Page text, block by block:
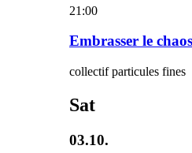
21:00
Embrasser le
collectif particules fines
Sat
03.10.